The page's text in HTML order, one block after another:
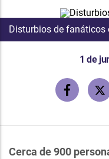
Disturbios de fanáticos
1 de
Cerca de 900